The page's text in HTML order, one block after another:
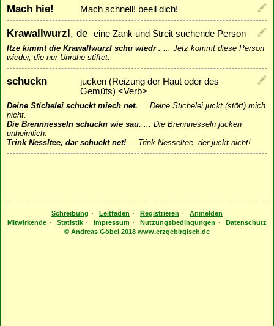
Mach hie! Mach schnell! beeil dich!
Krawallwurzl, de eine Zank und Streit suchende Person
Itze kimmt die Krawallwurzl schu wiedr . ... Jetz kommt diese Person
wieder, die nur Unruhe stiftet.
schuckn
jucken (Reizung der Haut oder des
Gemüts) <Verb>
Deine Stichelei schuckt miech net. ... Deine Stichelei juckt (stört) mich
nicht.
Die Brennnesseln schuckn wie sau. ... Die Brennnesseln jucken
unheimlich.
Trink Nessltee, dar schuckt net! ... Trink Nesseltee, der juckt nicht!
Schreibung · Leitfaden · Registrieren ·
Anmelden
Mitwirkende · Statistik · Impressum · Nutzungsbedingungen ·
Datenschutz
© Andreas Göbel 2018 www.erzgebirgisch.de